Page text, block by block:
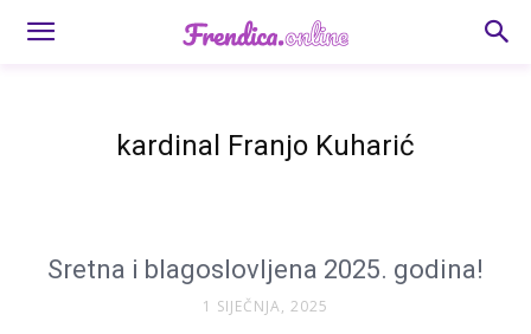
kardinal Franjo Kuharić
Sretna i blagoslovljena 2025. godina!
1 SIJEČNJA, 2025